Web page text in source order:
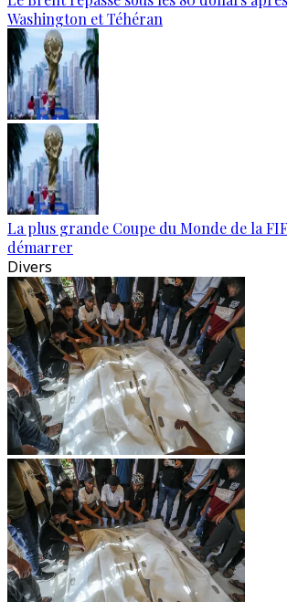
Washington et Téhéran
La plus grande Coupe du Monde de la
démarrer
Divers